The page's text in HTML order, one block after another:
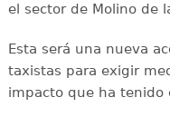
el sector de Molino de
Esta será una nueva
taxistas para exigir
impacto que ha tenido